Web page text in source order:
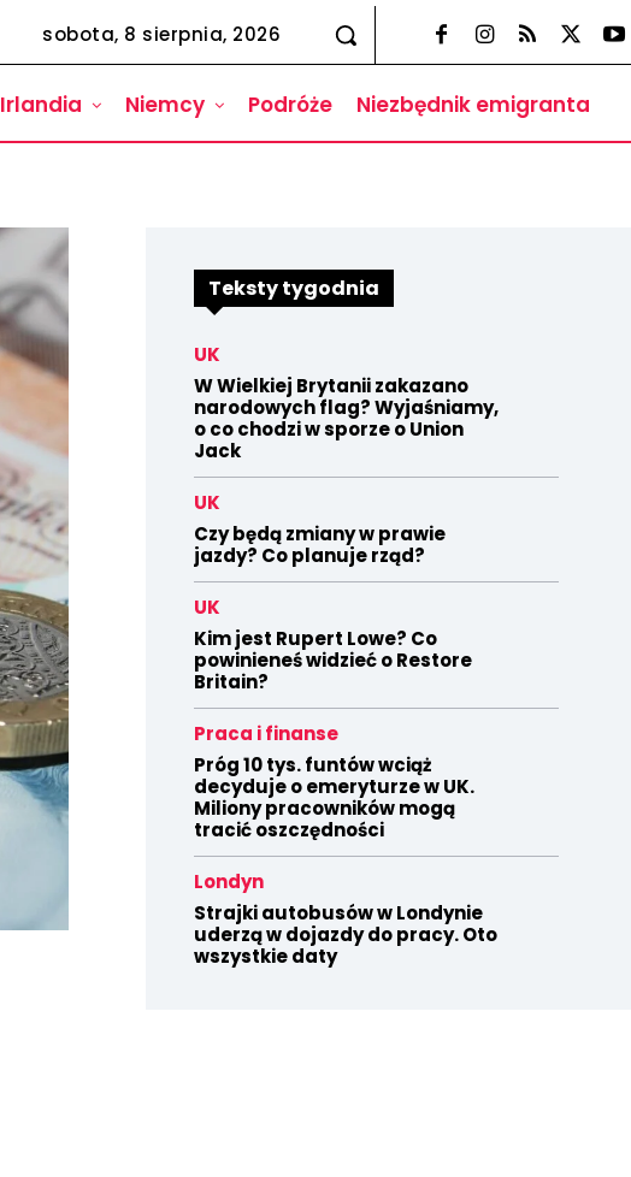
sobota, 8 sierpnia, 2026
Irlandia Niemcy Podróże Niezbędnik emigranta
Teksty tygodnia
UK
W Wielkiej Brytanii zakazano
narodowych flag? Wyjaśniamy,
o co chodzi w sporze o Union
Jack
UK
Czy będą zmiany w prawie
jazdy? Co planuje rząd?
UK
Kim jest Rupert Lowe? Co
powinieneś widzieć o Restore
Britain?
Praca i finanse
Próg 10 tys. funtów wciąż
decyduje o emeryturze w UK.
Miliony pracowników mogą
tracić oszczędności
Londyn
Strajki autobusów w Londynie
uderzą w dojazdy do pracy. Oto
wszystkie daty